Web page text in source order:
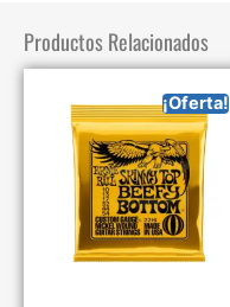
Productos Relacionados
¡Oferta!